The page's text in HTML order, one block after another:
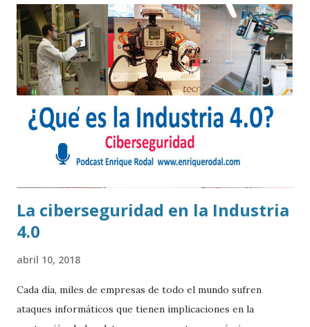
decoración EMME Studio . Hablamos con Iurgi Bilbao, CEO
de Beitxu Studios y con Yaisa Domínguez, responsable de
EMME Studio.
La ciberseguridad en la Industria
4.0
abril 10, 2018
Cada día, miles de empresas de todo el mundo sufren
ataques informáticos que tienen implicaciones en la